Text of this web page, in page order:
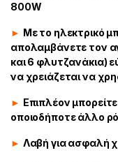
800W
► Με το ηλεκτρικό
απολαμβάνετε τον
και 6 φλυτζανάκια)
να χρειάζεται να
► Επιπλέον
οποιοδήποτε άλλο
► Λαβή για ασφαλή